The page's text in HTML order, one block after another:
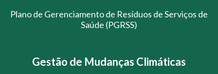
Plano de Gerenciamento de Resíduos de Serviços de
Saúde (PGRSS)
Gestão de Mudanças Climáticas